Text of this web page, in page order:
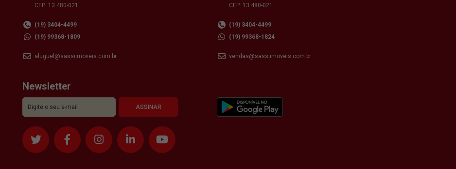
CEP: 13.480-021
(19) 3404-4499
(19) 99368-1809
aluguel@sassiimoveis.com.br
CEP: 13.480-021
(19) 3404-4499
(19) 99368-1824
vendas@sassiimoveis.com.br
Newsletter